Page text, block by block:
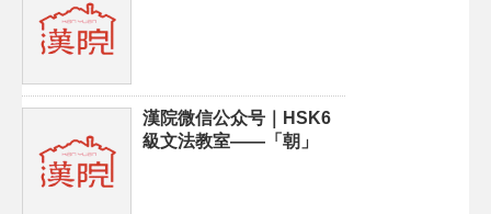
漢院微信公众号｜HSK6
級文法教室——「朝」